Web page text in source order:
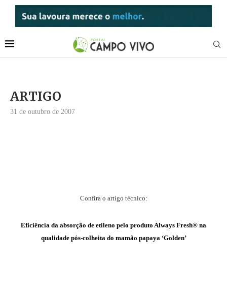
ARTIGO
31 de outubro de 2007
Confira o artigo técnico:
Eficiência da absorção de etileno pelo produto Always Fresh® na
qualidade pós-colheita do mamão papaya ‘Golden’